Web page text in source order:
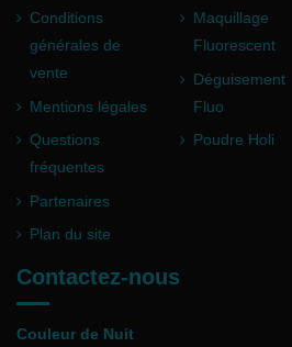
Conditions
générales de
vente
Mentions légales
Questions
fréquentes
Partenaires
Plan du site
Maquillage
Fluorescent
Déguisement
Fluo
Poudre Holi
Contactez-nous
Couleur de Nuit